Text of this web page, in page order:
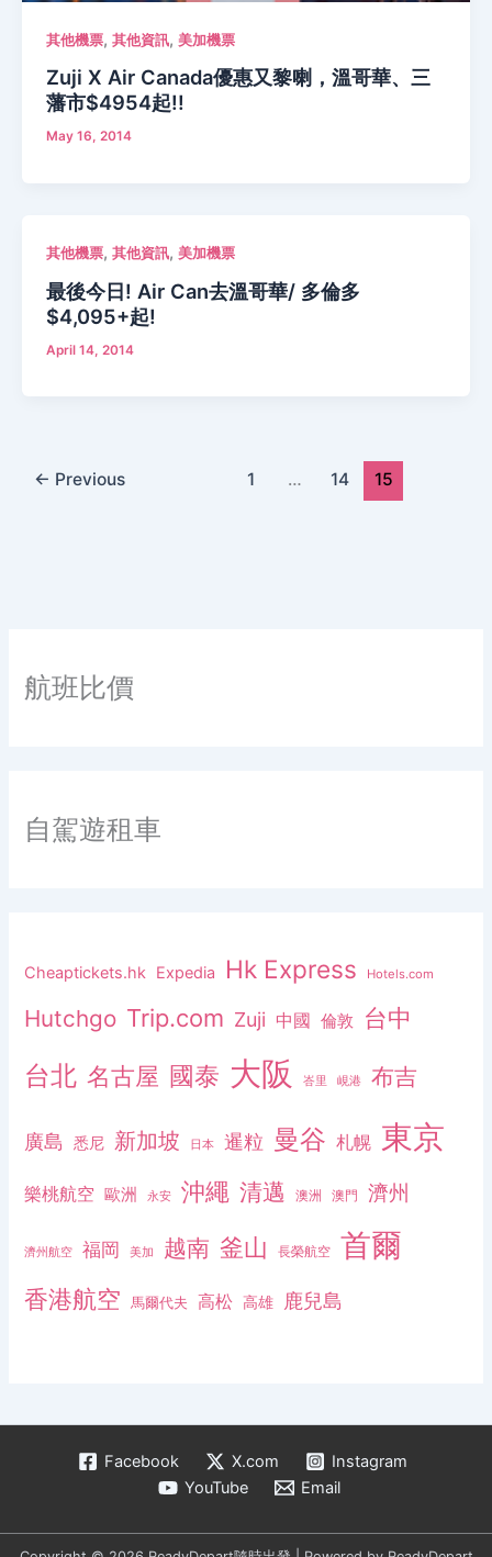
其他機票, 其他資訊, 美加機票
Zuji X Air Canada優惠又黎喇，溫哥華、三
藩市$4954起!!
May 16, 2014
其他機票, 其他資訊, 美加機票
最後今日! Air Can去溫哥華/ 多倫多
$4,095+起!
April 14, 2014
← Previous 1 … 14 15
航班比價
自駕遊租車
Cheaptickets.hk Expedia Hk Express Hotels.com
Hutchgo Trip.com Zuji 中國 倫敦 台中
台北 名古屋 國泰 大阪 峇里 峴港 布吉
廣島 悉尼 新加坡 日本 暹粒 曼谷 札幌 東京
樂桃航空 歐洲 永安 沖繩 清邁 澳洲 澳門 濟州
濟州航空 福岡 美加 越南 釜山 長榮航空 首爾
香港航空 馬爾代夫 高松 高雄 鹿兒島
Facebook X.com
Instagram
YouTube
Email